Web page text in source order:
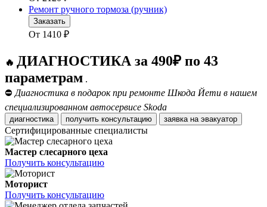
Ремонт ручного тормоза (ручник)
Заказать
От 1410 ₽
🔥 ДИАГНОСТИКА за 490₽ по 43
параметрам .
⛔ Диагностика в подарок при ремонте Шкода Йети в нашем
специализированном автосервисе Skoda
диагностика получить консультацию заявка на эвакуатор
Сертифицированные специалисты
Мастер слесарного цеха
Получить консультацию
Моторист
Получить консультацию